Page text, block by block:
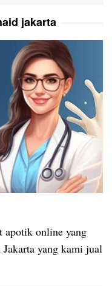
jakarta
apotik online yang
yang kami jual